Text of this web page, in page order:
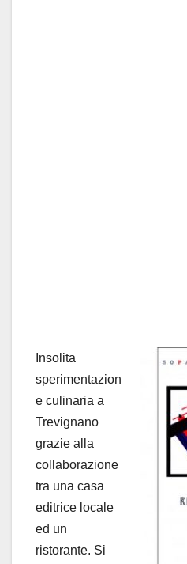
Insolita
sperimentazion
e culinaria a
Trevignano
grazie alla
collaborazione
tra una casa
editrice locale
ed un
ristorante. Si